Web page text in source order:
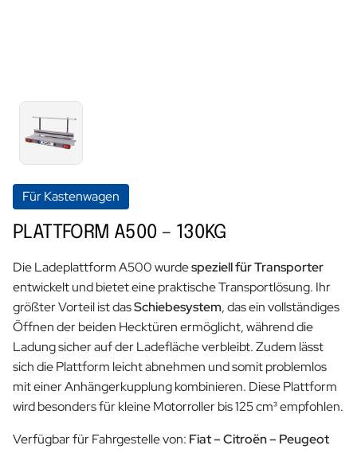
Für Kastenwagen
PLATTFORM A500 – 130KG
Die Ladeplattform A500 wurdespeziell für Transporter
entwickelt und bietet eine praktische Transportlösung. Ihr
größter Vorteil ist dasSchiebesystem, das ein vollständiges
Öffnen der beiden Hecktüren ermöglicht, während die
Ladung sicher auf der Ladefläche verbleibt. Zudem lässt
sich die Plattform leicht abnehmen und somit problemlos
mit einer Anhängerkupplung kombinieren. Diese Plattform
wird besonders für kleine Motorroller bis 125 cm³ empfohlen.
Verfügbar für Fahrgestelle von: Fiat – Citroën – Peugeot